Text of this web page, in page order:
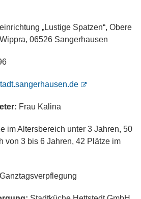
„Lustige Spatzen“, Obere
06526 Sangerhausen
Frau Kalina
im Altersbereich unter 3 Jahren, 50
von 3 bis 6 Jahren, 42 Plätze im
Ganztagsverpflegung